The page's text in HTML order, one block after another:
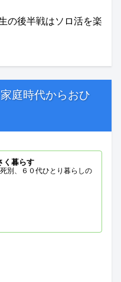
の後半戦はソロ活を楽
庭時代からおひ
暮らす
別、６０代ひとり暮らしの